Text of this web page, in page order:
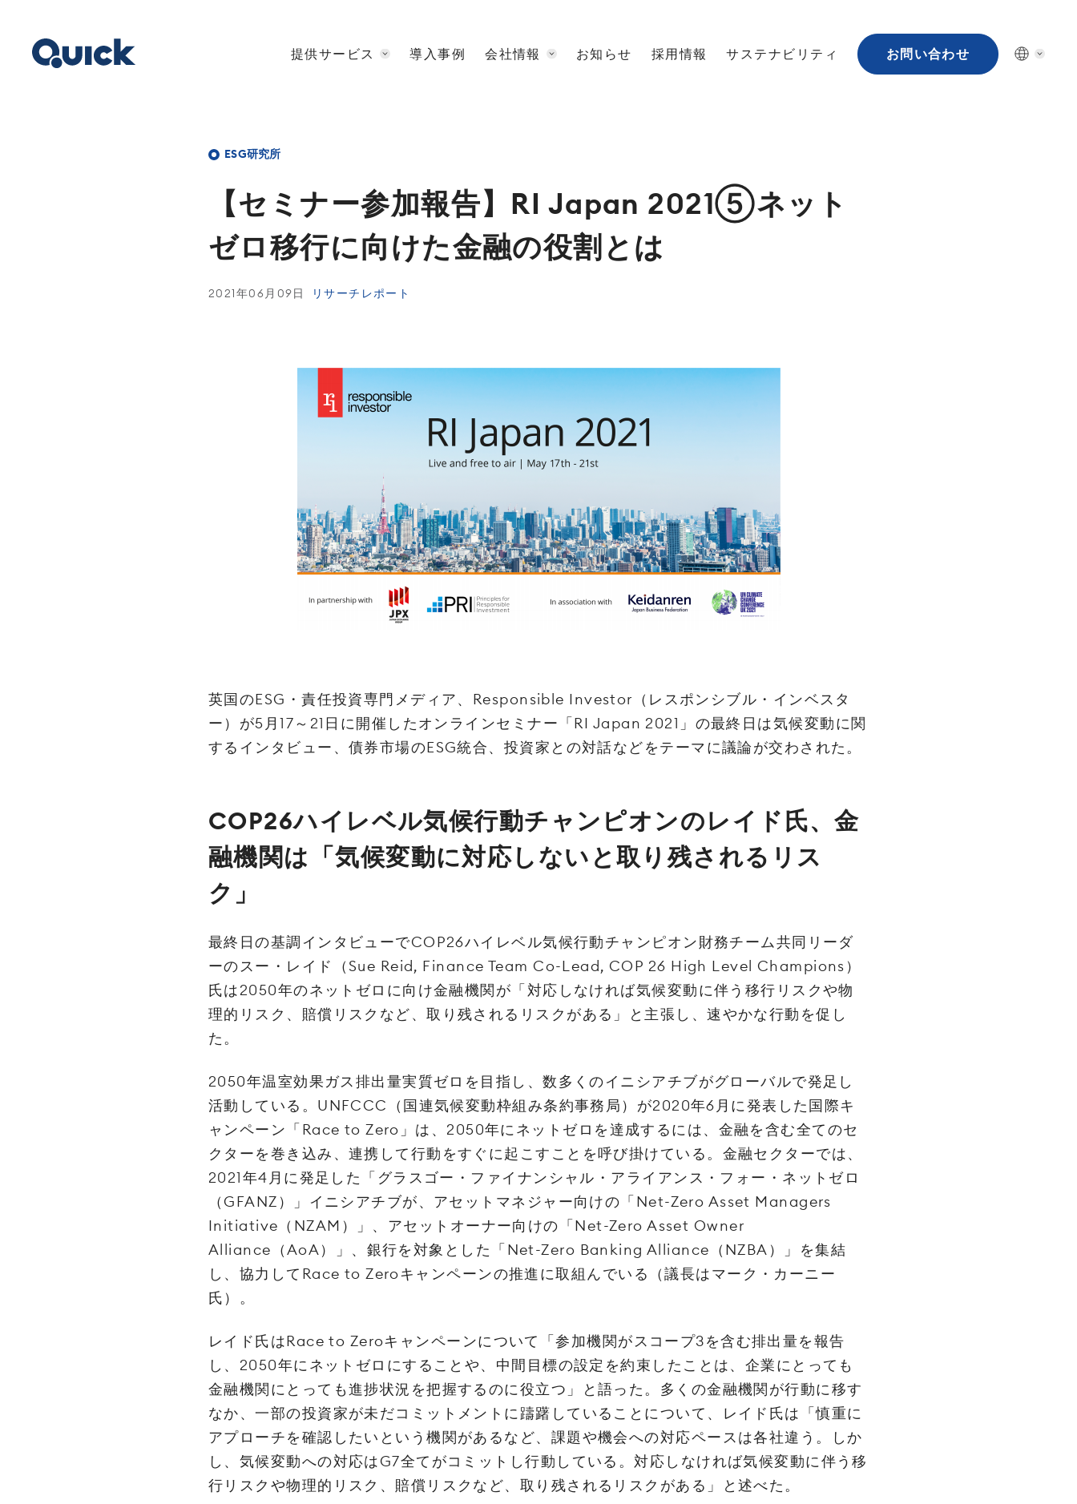
提供サービス 導入事例 会社情報 お知らせ 採用情報 サステナビリティ お問い合わせ
ESG研究所
【セ‌ミ‌ナー‌参‌加‌報‌告】‌RI‌ ‌Japan‌ ‌2021‌⑤ネッ‌ト‌
ゼ‌ロ‌移‌行‌に‌向‌け‌た‌金‌融‌の‌役‌割‌と‌は‌
2021年06月09日 リサーチレポート
英‌国‌の‌ESG‌・‌責‌任‌投‌資‌専‌門‌メ‌ディ‌ア、‌Responsible‌ ‌Investor‌（レ‌ス‌ポ‌ン‌シ‌ブ‌ル・‌イ‌ン‌ベ‌ス‌タ
ー）‌が5月‌17‌～‌21‌日に開催したオ‌ン‌ラ‌イ‌ン‌セ‌ミ‌ナー‌「‌RI‌ ‌Japan‌ ‌2021‌」‌の最終日は気候変動に関
するインタビュー、債券市場のESG統合、投資家との対話などをテーマに議論が交わされた。
COP26ハイレベル気候行動チャンピオンのレイド氏、金
融機関は「気候変動に対応しないと取り残されるリス
ク」
‌最終日の基調インタビューでCOP26ハイレベル気候行動チャンピオン財務チーム共同リーダ
ーのスー・レイド（Sue Reid, Finance Team Co-Lead, COP 26 High Level Champions）
氏は2050年のネットゼロに向け金融機関が「対応しなければ気候変動に伴う移行リスクや物
理的リスク、賠償リスクなど、取り残されるリスクがある」と主張し、速やかな行動を促し
た。
2050年温室効果ガス排出量実質ゼロを目指し、数多くのイニシアチブがグローバルで発足し
活動している。UNFCCC（国連気候変動枠組み条約事務局）が2020年6月に発表した国際キ
ャンペーン「Race to Zero」は、2050年にネットゼロを達成するには、金融を含む全てのセ
クターを巻き込み、連携して行動をすぐに起こすことを呼び掛けている。金融セクターでは、
2021年4月に発足した「グラスゴー・ファイナンシャル・アライアンス・フォー・ネットゼロ
（GFANZ）」イニシアチブが、アセットマネジャー向けの「Net-Zero Asset Managers
Initiative（NZAM）」、アセットオーナー向けの「Net-Zero Asset Owner
Alliance（AoA）」、銀行を対象とした「Net-Zero Banking Alliance（NZBA）」を集結
し、協力してRace to Zeroキャンペーンの推進に取組んでいる（議長はマーク・カーニー
氏）。
レイド氏はRace to Zeroキャンペーンについて「参加機関がスコープ3を含む排出量を報告
し、2050年にネットゼロにすることや、中間目標の設定を約束したことは、企業にとっても
金融機関にとっても進捗状況を把握するのに役立つ」と語った。多くの金融機関が行動に移す
なか、一部の投資家が未だコミットメントに躊躇していることについて、レイド氏は「慎重に
アプローチを確認したいという機関があるなど、課題や機会への対応ペースは各社違う。しか
し、気候変動への対応はG7全てがコミットし行動している。対応しなければ気候変動に伴う移
行リスクや物理的リスク、賠償リスクなど、取り残されるリスクがある」と述べた。